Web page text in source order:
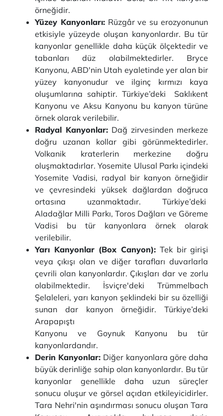
örneğidir.
Yüzey Kanyonları:Rüzgâr ve su erozyonunun
etkisiyle yüzeyde oluşan kanyonlardır. Bu tür
kanyonlar genellikle daha küçük ölçektedir ve
tabanları düz olabilmektedirler. Bryce
Kanyonu, ABD'nin Utah eyaletinde yer alan bir
yüzey kanyonudur ve ilginç kırmızı kaya
oluşumlarına sahiptir. Türkiye’deki Saklıkent
Kanyonu ve Aksu Kanyonu bu kanyon türüne
örnek olarak verilebilir.
Radyal Kanyonlar: Dağ zirvesinden merkeze
doğru uzanan kollar gibi görünmektedirler.
Volkanik kraterlerin merkezine doğru
oluşmaktadırlar. Yosemite Ulusal Parkı içindeki
Yosemite Vadisi, radyal bir kanyon örneğidir
ve çevresindeki yüksek dağlardan doğruca
ortasına uzanmaktadır. Türkiye’deki
Aladağlar Milli Parkı, Toros Dağları ve Göreme
Vadisi bu tür kanyonlara örnek olarak
verilebilir.
Yarı Kanyonlar (Box Canyon): Tek bir girişi
veya çıkışı olan ve diğer tarafları duvarlarla
çevrili olan kanyonlardır. Çıkışları dar ve zorlu
olabilmektedir. İsviçre'deki Trümmelbach
Şelaleleri, yarı kanyon şeklindeki bir su özelliği
sunan dar kanyon örneğidir. Türkiye’deki
Arapapıştı
Kanyonu ve Goynuk Kanyonu bu tür
kanyonlardandır.
Derin Kanyonlar: Diğer kanyonlara göre daha
büyük derinliğe sahip olan kanyonlardır. Bu tür
kanyonlar genellikle daha uzun süreçler
sonucu oluşur ve görsel açıdan etkileyicidirler.
Tara Nehri'nin aşındırması sonucu oluşan Tara